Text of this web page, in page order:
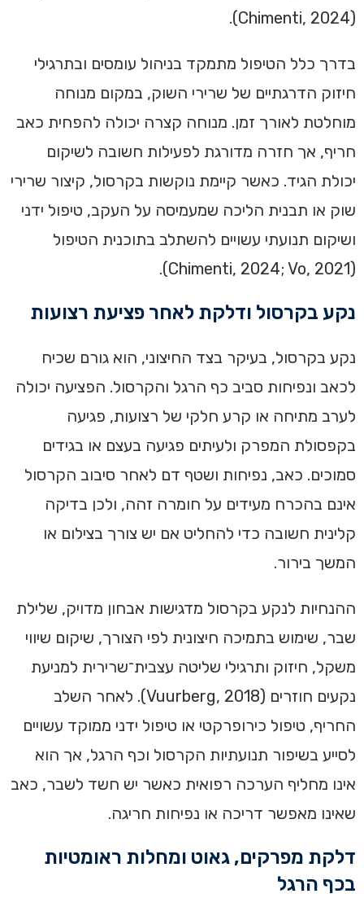
(Chimenti, 2024).
בדרך כלל הטיפול מתמקד בניהול עומסים ובתרגילי
חיזוק הדרגתיים של שרירי השוק, במקום מנוחה
מוחלטת לאורך זמן. מנוחה קצרה יכולה להפחית כאב
חריף, אך חזרה מדורגת לפעילות חשובה לשיקום
יכולת הגיד. כאשר קיימת נוקשות בקרסול, קיצור שרירי
שוק או תבנית הליכה שמעמיסה על העקב, טיפול ידני
ושיקום תנועתי עשויים להשתלב בתוכנית הטיפול
(Chimenti, 2024; Vo, 2021).
נקע בקרסול ודלקת לאחר פציעת רצועות
נקע בקרסול, בעיקר בצד החיצוני, הוא גורם שכיח
לכאב ונפיחות סביב כף הרגל והקרסול. הפציעה יכולה
לערב מתיחה או קרע חלקי של רצועות, פגיעה
בקפסולת המפרק ולעיתים פגיעה בעצם או בגידים
סמוכים. כאב, נפיחות ושטף דם לאחר סיבוב הקרסול
אינם בהכרח מעידים על חומרה זהה, ולכן בדיקה
קלינית חשובה כדי להחליט אם יש צורך בצילום או
המשך בירור.
ההנחיות לנקע בקרסול מדגישות אבחון מדויק, שלילת
שבר, שימוש בתמיכה חיצונית לפי הצורך, שיקום שיווי
משקל, חיזוק ותרגילי שליטה עצבית־שרירית למניעת
נקעים חוזרים (Vuurberg, 2018). לאחר השלב
החריף, טיפול כירופרקטי או טיפול ידני ממוקד עשויים
לסייע בשיפור תנועתיות הקרסול וכף הרגל, אך הוא
אינו מחליף הערכה רפואית כאשר יש חשד לשבר, כאב
שאינו מאפשר דריכה או נפיחות חריגה.
דלקת מפרקים, גאוט ומחלות ראומטיות
בכף הרגל